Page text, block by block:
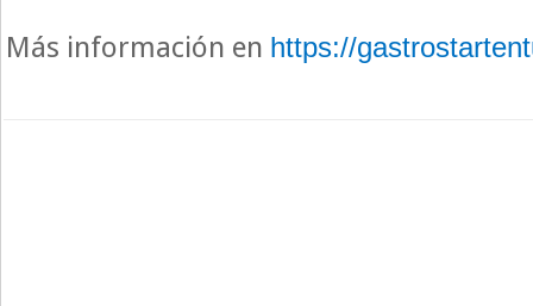
Más información en https://